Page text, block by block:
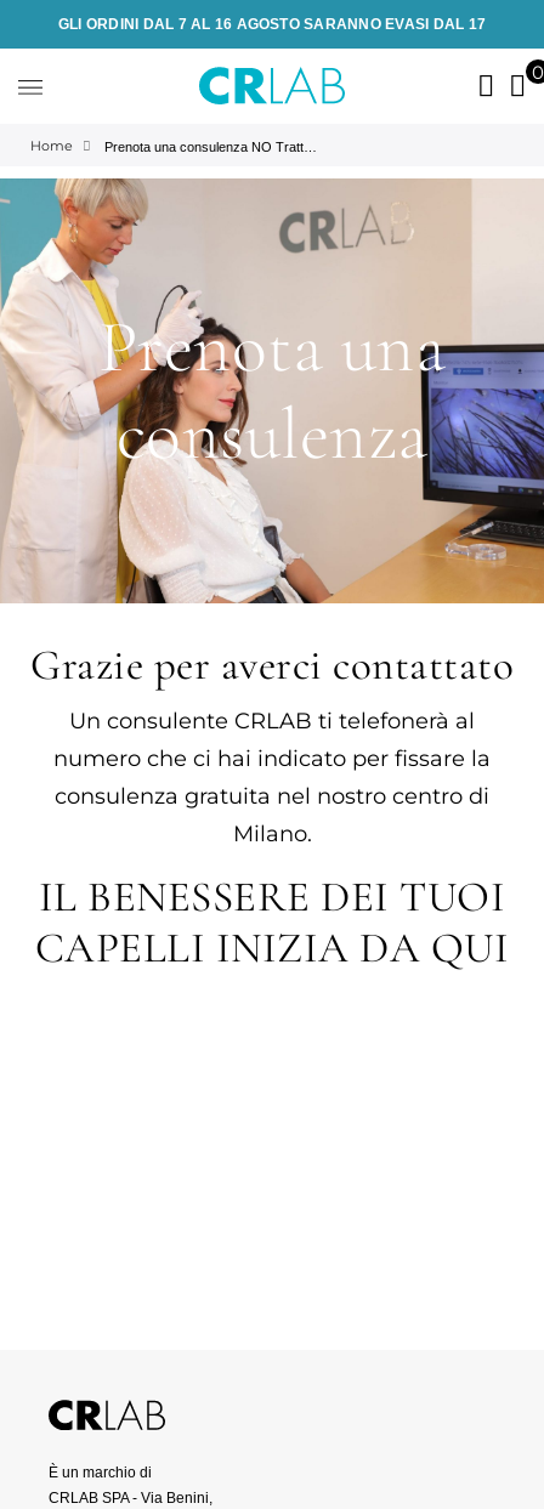
GLI ORDINI DAL 7 AL 16 AGOSTO SARANNO EVASI DAL 17
Home
Prenota una
consulenza
Grazie per averci contattato​
Un consulente CRLAB ti telefonerà al
numero che ci hai indicato per fissare la
consulenza gratuita nel nostro centro di
Milano.
IL BENESSERE DEI TUOI
CAPELLI INIZIA DA QUI
È un marchio di
CRLAB SPA - Via Benini,